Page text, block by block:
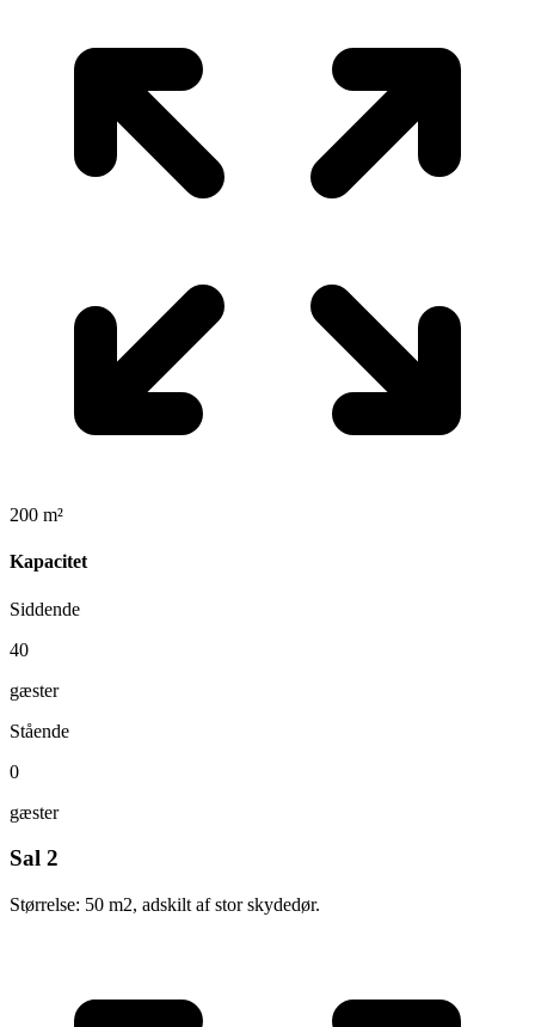
200 m²
Kapacitet
Siddende
40
gæster
Stående
0
gæster
Sal 2
Størrelse: 50 m2, adskilt af stor skydedør.